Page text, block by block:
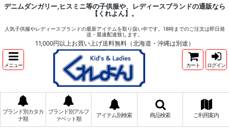
デニムダンガリー,ヒスミニ等の子供服や、レディースブランドの通販なら
【くれよん】。
人気子供服やレディースブランドの最新アイテムを取り扱い中です。18時までのご注文は即日発
送・最速配達致します。
11,000円以上お買い上げ送料無料（北海道・沖縄は別途）
メニュー カート ログイン
ブランド別カタカ
ナ順
ブランド別アルフ
ァベット順
アイテム別検索 商品検索 ご利用案内